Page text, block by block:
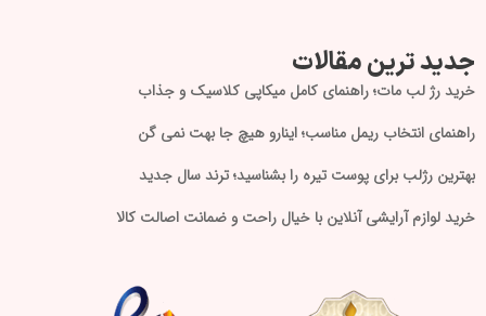
جدید ترین مقالات
خرید رژ لب مات؛ راهنمای کامل میکاپی کلاسیک و جذاب
راهنمای انتخاب ریمل مناسب؛ اینارو هیچ جا بهت نمی گن
بهترین رژلب برای پوست تیره را بشناسید؛ ترند سال جدید
خرید لوازم آرایشی آنلاین با خیال راحت و ضمانت اصالت کالا